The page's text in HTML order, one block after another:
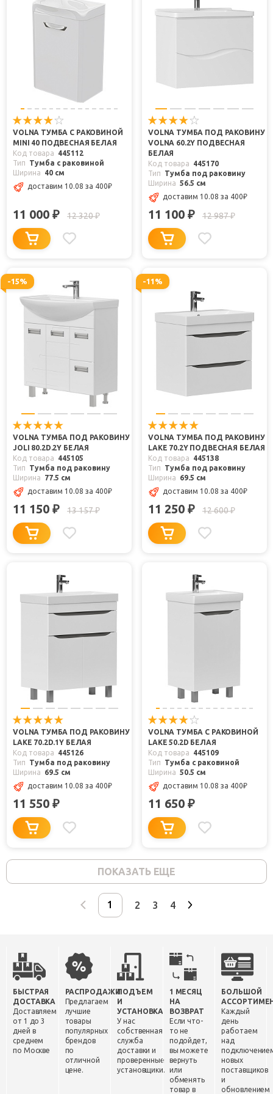
VOLNA ТУМБА С РАКОВИНОЙ
MINI 40 ПОДВЕСНАЯ БЕЛАЯ
Код товара
445112
Тип
Тумба с раковиной
Ширина
40 см
доставим 10.08 за 400₽
11 000 ₽ 12 320₽
VOLNA ТУМБА ПОД РАКОВИНУ
VOLNA 60.2Y ПОДВЕСНАЯ
БЕЛАЯ
Код товара
445170
Тип
Тумба под раковину
Ширина 56.5 см
доставим 10.08 за 400₽
11 100 ₽ 12 987₽
-15%
VOLNA ТУМБА ПОД РАКОВИНУ
JOLI 80.2D.2Y БЕЛАЯ
Код товара
445105
Тип
Тумба под раковину
Ширина
77.5 см
доставим 10.08 за 400₽
11 150 ₽ 13 157₽
-11%
VOLNA ТУМБА ПОД РАКОВИНУ
LAKE 70.2Y ПОДВЕСНАЯ БЕЛАЯ
Код товара
445138
Тип
Тумба под раковину
Ширина
69.5 см
доставим 10.08 за 400₽
11 250 ₽ 12 600₽
VOLNA ТУМБА ПОД РАКОВИНУ
LAKE 70.2D.1Y БЕЛАЯ
Код товара
445126
Тип
Тумба под раковину
Ширина
69.5 см
доставим 10.08 за 400₽
11 550 ₽
VOLNA ТУМБА С РАКОВИНОЙ
LAKE 50.2D БЕЛАЯ
Код товара
445109
Тип
Тумба с раковиной
Ширина 50.5 см
доставим 10.08 за 400₽
11 650 ₽
ПОКАЗАТЬ ЕЩЕ
2 3 4
БЫСТРАЯ
ДОСТАВКА
Доставляем
от 1 до 3
дней в
среднем
по Москве
РАСПРОДАЖИ
Предлагаем
лучшие
товары
популярных
брендов
по
отличной
цене.
ПОДЪЕМ
И
УСТАНОВКА
У нас
собственная
служба
доставки и
проверенные
установщики.
1 МЕСЯЦ
НА
ВОЗВРАТ
Если что-
то не
подойдет,
вы можете
вернуть
или
обменять
товар в
БОЛЬШОЙ
Каждый
день
работаем
над
новых
поставщиков
и
обновлением